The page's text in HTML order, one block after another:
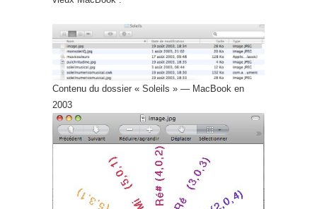
Contenu du dossier « Soleils » — MacBook en
2003